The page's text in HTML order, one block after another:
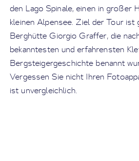
den Lago Spinale, einen in großer
kleinen Alpensee. Ziel der Tour ist
Berghütte Giorgio Graffer, die
bekanntesten und erfahrensten
Bergsteigergeschichte benannt
Vergessen Sie nicht Ihren
ist unvergleichlich.